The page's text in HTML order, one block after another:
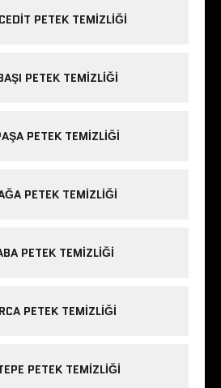
PETEK TEMIZLIĞI
PETEK TEMIZLIĞI
PETEK TEMIZLIĞI
PETEK TEMIZLIĞI
PETEK TEMIZLIĞI
PETEK TEMIZLIĞI
PETEK TEMIZLIĞI